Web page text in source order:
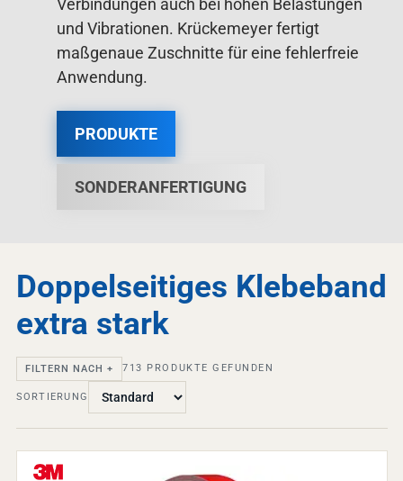
Verbindungen auch bei hohen Belastungen
und Vibrationen. Krückemeyer fertigt
maßgenaue Zuschnitte für eine fehlerfreie
Anwendung.
PRODUKTE
SONDERANFERTIGUNG
Doppelseitiges Klebeband
extra stark
FILTERN NACH + 713 PRODUKTE GEFUNDEN
SORTIERUNG